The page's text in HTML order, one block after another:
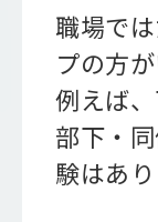
職場で
プの方が
例えば
部下・
験はあ